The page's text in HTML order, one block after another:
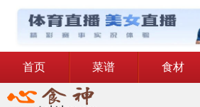
首页 菜谱 食材